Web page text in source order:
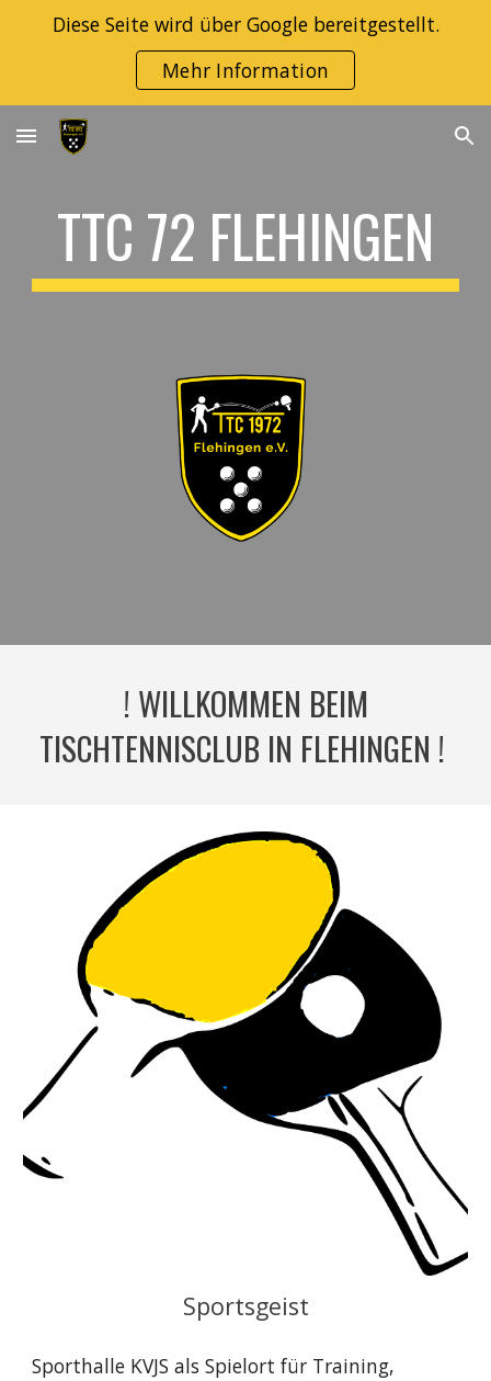
Skip to navigation
Diese Seite wird über Google bereitgestellt.
Mehr Information
TTC 72 FLEHINGEN
! WILLKOMMEN BEIM
TISCHTENNISCLUB IN FLEHINGEN !
Sportsgeist
Sporthalle KVJS als Spielort für Training,